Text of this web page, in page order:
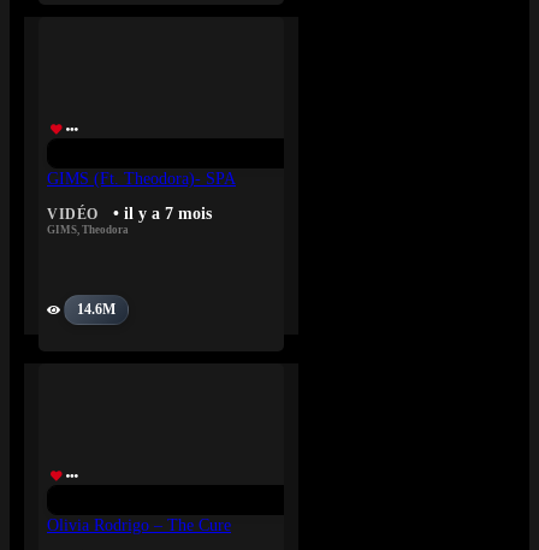
GIMS (ft. ‪Theodora)- SPA
VIDÉO • il y a 7 mois
GIMS, Theodora
14.6M
Olivia Rodrigo – The Cure